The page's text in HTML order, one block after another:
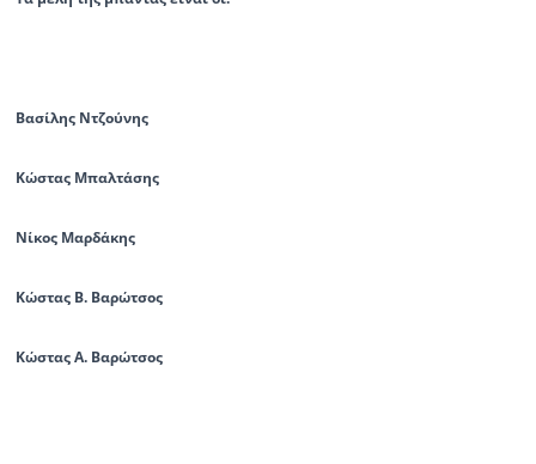
Βασίλης Ντζούνης
Κώστας Μπαλτάσης
Νίκος Μαρδάκης
Κώστας Β. Βαρώτσος
Κώστας Α. Βαρώτσος